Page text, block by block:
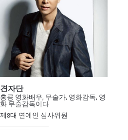
견자단
홍콩 영화배우, 무술가, 영화감독, 영
화 무술감독이다
제8대 연예인 심사위원